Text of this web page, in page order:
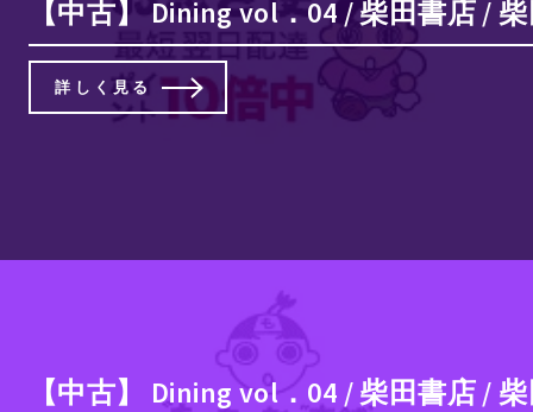
【中古】 Dining vol．04 / 柴田書店 /
詳しく見る
【中古】 Dining vol．04 / 柴田書店 /